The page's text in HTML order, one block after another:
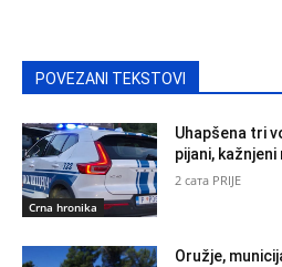
POVEZANI TEKSTOVI
Crna hronika
Uhapšena tri
pijani,
2 сата PRIJE
Oružje,